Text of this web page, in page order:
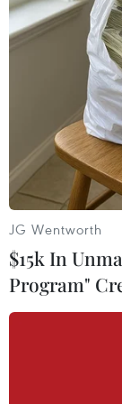
cháy và cứu hộ
quần áo tại ngõ
JG Wentworth
$15k In
Program"